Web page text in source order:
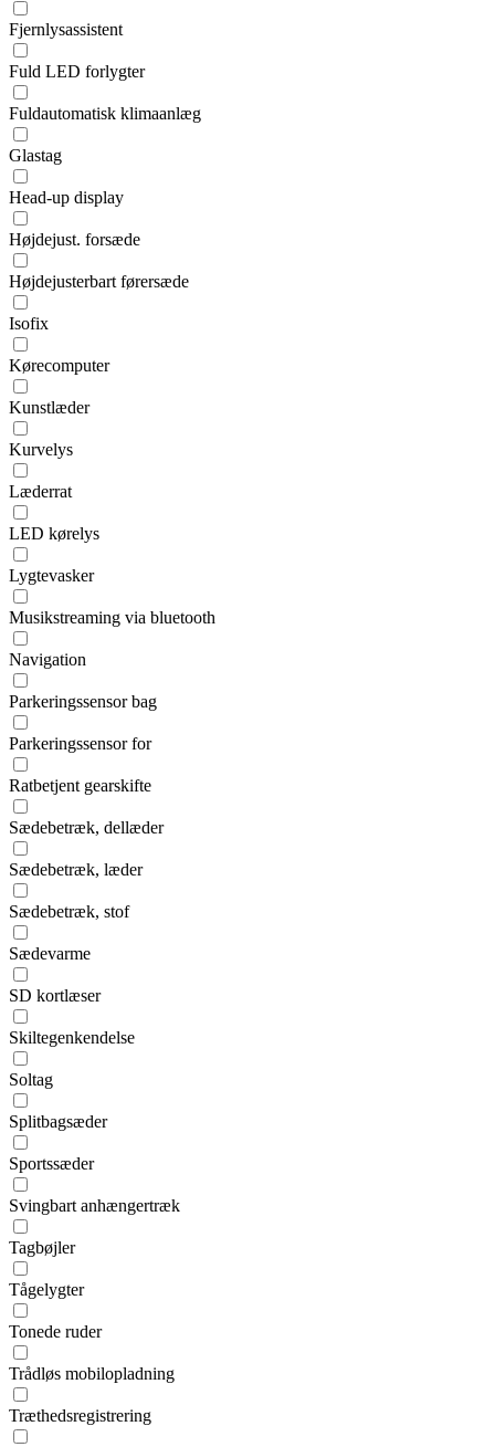
Fjernlysassistent
Fuld LED forlygter
Fuldautomatisk klimaanlæg
Glastag
Head-up display
Højdejust. forsæde
Højdejusterbart førersæde
Isofix
Kørecomputer
Kunstlæder
Kurvelys
Læderrat
LED kørelys
Lygtevasker
Musikstreaming via bluetooth
Navigation
Parkeringssensor bag
Parkeringssensor for
Ratbetjent gearskifte
Sædebetræk, dellæder
Sædebetræk, læder
Sædebetræk, stof
Sædevarme
SD kortlæser
Skiltegenkendelse
Soltag
Splitbagsæder
Sportssæder
Svingbart anhængertræk
Tagbøjler
Tågelygter
Tonede ruder
Trådløs mobilopladning
Træthedsregistrering